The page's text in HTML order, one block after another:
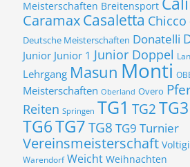
Meisterschaften Breitensport
CaramaxCasaletta Chicco
Deutsche Meisterschaften Donatelli
Junior Junior 1 Junior Doppel
Lehrgang Masun Monti
Meisterschaften Oberland Overo
Reiten Springen TG1 TG2TG3
TG6TG7TG8 TG9 Turnier
Vereinsmeisterschaft
Warendorf Weicht Weihnachten